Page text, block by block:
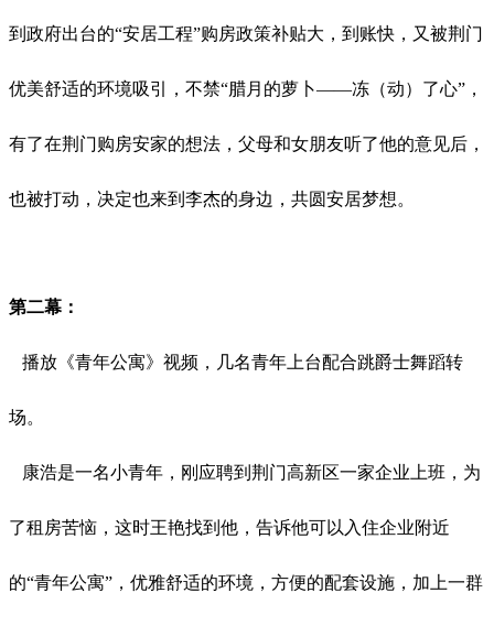
到政府出台的“安居工程”购房政策补贴大，到账快，又被荆门
优美舒适的环境吸引，不禁“腊月的萝卜——冻（动）了心”，
有了在荆门购房安家的想法，父母和女朋友听了他的意见后，
也被打动，决定也来到李杰的身边，共圆安居梦想。
第二幕：
播放《青年公寓》视频，几名青年上台配合跳爵士舞蹈转
场。
康浩是一名小青年，刚应聘到荆门高新区一家企业上班，为
了租房苦恼，这时王艳找到他，告诉他可以入住企业附近
的“青年公寓”，优雅舒适的环境，方便的配套设施，加上一群